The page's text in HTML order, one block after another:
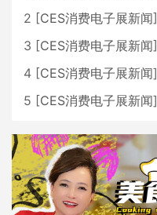
2 [CES消费电子展新闻]
3 [CES消费电子展新闻]
4 [CES消费电子展新闻]
5 [CES消费电子展新闻]